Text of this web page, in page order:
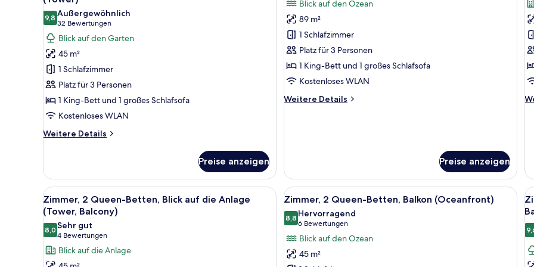
für
Zimmer,
1 King-
Bett
und
Schlafsofa,
Gartenblick
(Tower)
anzeigen
9,89,8 von 10
Außergewöhnlich
32 Bewertungen
(32
Bewertungen)
Blick auf den Garten
45 m²
1 Schlafzimmer
Platz für 3 Personen
1 King-Bett und 1 großes Schlafsofa
Kostenloses WLAN
Weitere Details
Weitere
1 King-
Bett
und
Schlafsofa,
Gartenblick
(Tower)
Preise anzeigen
für
Suite,
Schlafzimmer,
Meerblick
anzeigen
Blick auf den Ozean
89 m²
1 Schlafzimmer
Platz für 3 Personen
1 King-Bett und 1 großes Schlafsofa
Kostenloses WLAN
Weitere Details
Weitere
Preise anzeigen
auf
Alle
Fotos
für
Zimmer,
2 Queen-
Betten,
Ein Hotelzimmer mit zwei Betten, einem Esstisch, einem Stuhl und einem Balkon mit Aussicht.
4
Zimmer, 2 Queen-Betten, Blick auf die Anlage
(Tower, Balcony)
8,08,0 von 10
Sehr gut
4 Bewertungen
(4
Bewertungen)
Blick auf die Anlage
Alle
Fotos
für
Zimmer,
2 Queen-
Betten,
Ein Hotelzimmer mit zwei Betten,
6
Zimmer, 2 Queen-Betten, Balkon (Oceanfront)
8,88,8 von 10
Hervorragend
6 Bewertungen
(6
Bewertungen)
Blick auf den Ozean
45 m²